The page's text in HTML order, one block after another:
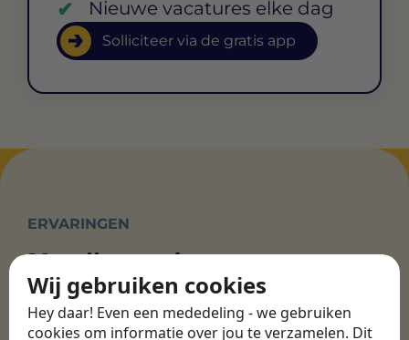
Wij gebruiken cookies
Hey daar! Even een mededeling - we gebruiken
cookies om informatie over jou te verzamelen. Dit
Nieuwe vacatures elke dag
Solliciteer via de gratis app
ERVARINGEN
Martijn vond een
nieuwe baan bij
CBEE